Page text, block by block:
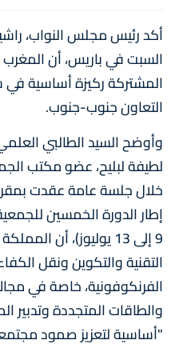
أكد رئيس مجلس النواب،
السبت في باريس، أن
المشتركة ركيزة أساسية
التعاون جنوب-جنوب.
وأوضح السيد الطالبي
لطيفة لبليح، عضو مكتب
خلال جلسة عامة عقدت بمقر
إطار الدورة الخمسين
9 إلى 13 يوليوز)، أن
التقنية والتكوين ونقل
الفرنكوفونية، خاصة في
والطاقات المتجددة وتدبير
"أساسية لتعزيز صمود